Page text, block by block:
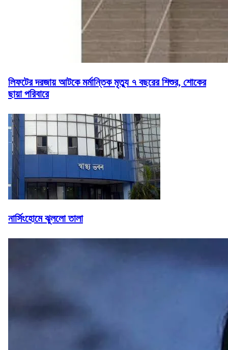
লিফটের দরজায় আটকে মর্মান্তিক মৃত্যু ৭ বছরের শিশুর, শোকের
ছায়া পরিবারে
নার্সিংহোমে ঝুললো তালা